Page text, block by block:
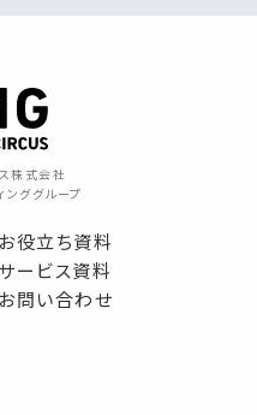
株式会社
ンググループ
お役立ち資料
サービス資料
お問い合わせ